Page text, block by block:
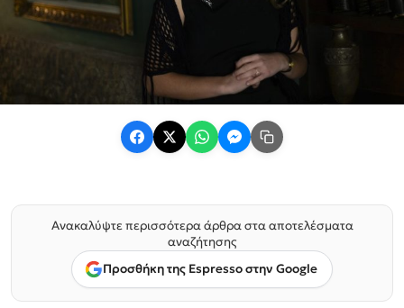
Ανακαλύψτε περισσότερα άρθρα στα αποτελέσματα
αναζήτησης
Προσθήκη της Espresso στην Google